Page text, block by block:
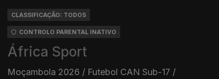
CLASSIFICAÇÃO: TODOS
CONTROLO PARENTAL INATIVO
África Sport
Moçambola 2026 / Futebol CAN Sub-17 /